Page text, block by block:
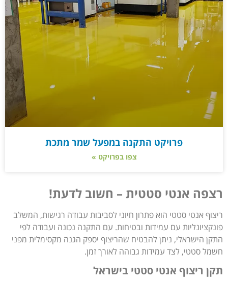
פרויקט התקנה במפעל שמר מתכת
צפו בפרויקט »
רצפה אנטי סטטית – חשוב לדעת!
ריצוף אנטי סטטי הוא פתרון חיוני לסביבות עבודה רגישות, המשלב
פונקציונליות עם עמידות ובטיחות. עם התקנה נכונה ועבודה לפי
התקן הישראלי, ניתן להבטיח שהריצוף יספק הגנה מקסימלית מפני
חשמל סטטי, לצד עמידות גבוהה לאורך זמן.
תקן ריצוף אנטי סטטי בישראל